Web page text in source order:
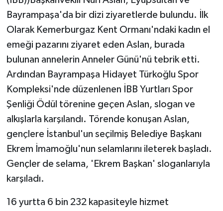
Bayrampaşa'da bir dizi ziyaretlerde bulundu. İlk
Olarak Kemerburgaz Kent Ormanı'ndaki kadın el
emeği pazarını ziyaret eden Aslan, burada
bulunan annelerin Anneler Günü'nü tebrik etti.
Ardından Bayrampaşa Hidayet Türkoğlu Spor
Kompleksi'nde düzenlenen İBB Yurtları Spor
Şenliği Ödül törenine geçen Aslan, slogan ve
alkışlarla karşılandı. Törende konuşan Aslan,
gençlere İstanbul'un seçilmiş Belediye Başkanı
Ekrem İmamoğlu'nun selamlarını ileterek başladı.
Gençler de selama, 'Ekrem Başkan' sloganlarıyla
karşıladı.
16 yurtta 6 bin 232 kapasiteyle hizmet